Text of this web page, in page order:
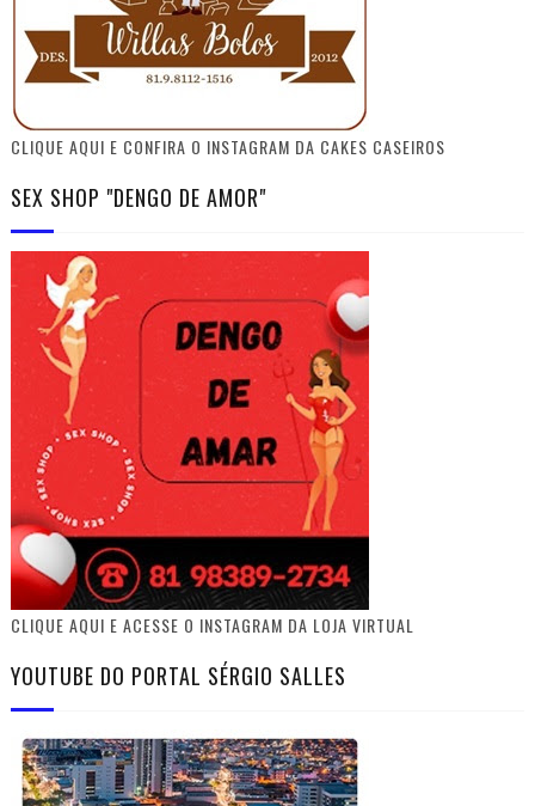
CLIQUE AQUI E CONFIRA O INSTAGRAM DA CAKES CASEIROS
SEX SHOP "DENGO DE AMOR"
CLIQUE AQUI E ACESSE O INSTAGRAM DA LOJA VIRTUAL
YOUTUBE DO PORTAL SÉRGIO SALLES